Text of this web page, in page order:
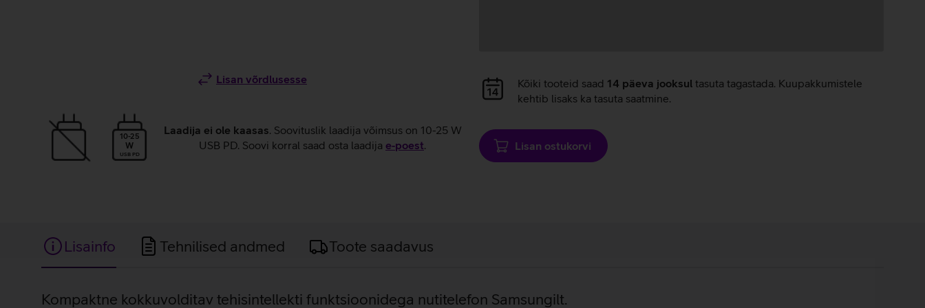
Lisan võrdlusesse
10-25
W
USB PD
Laadija ei ole kaasas. Soovituslik laadija võimsus on 10-25 W
USB PD. Soovi korral saad osta laadija e‑poest.
Andmete
laadimine
Kõiki tooteid saad 14 päeva jooksul tasuta tagastada. Kuupakkumistele
kehtib lisaks ka tasuta saatmine.
Lisan ostukorvi
Lisainfo Tehnilised andmed Toote saadavus
Kompaktne kokkuvolditav tehisintellekti funktsioonidega nutitelefon Samsungilt.